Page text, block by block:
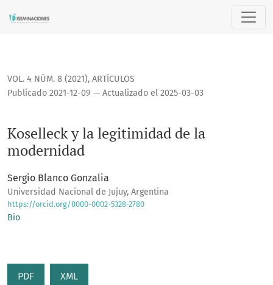
VOL. 4 NÚM. 8 (2021), ARTÍCULOS
Koselleck y la legitimidad de la
modernidad
Publicado 2021-12-09 — Actualizado el 2025-03-03
Sergio Blanco Gonzalia
Universidad Nacional de Jujuy, Argentina
https://orcid.org/0000-0002-5328-2780
Bio
PDF XML